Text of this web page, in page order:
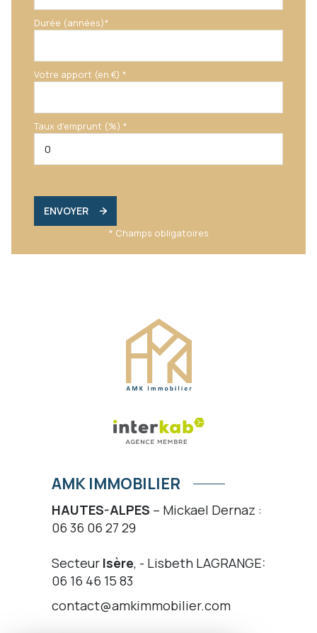
Durée (années)*
Votre apport (en €) *
Taux d'emprunt (%) *
ENVOYER
* Champs obligatoires
AMK IMMOBILIER
HAUTES-ALPES – Mickael Dernaz :
06 36 06 27 29
Secteur Isère, - Lisbeth LAGRANGE:
06 16 46 15 83
contact@amkimmobilier.com